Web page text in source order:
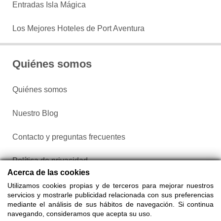
Entradas Isla Mágica
Los Mejores Hoteles de Port Aventura
Quiénes somos
Quiénes somos
Nuestro Blog
Contacto y preguntas frecuentes
Política de privacidad
Configurar cookies
Acerca de las cookies
Utilizamos cookies propias y de terceros para mejorar nuestros
servicios y mostrarle publicidad relacionada con sus preferencias
mediante el análisis de sus hábitos de navegación. Si continua
navegando, consideramos que acepta su uso.